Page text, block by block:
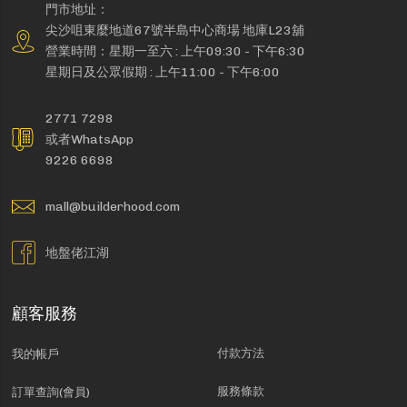
門市地址：
尖沙咀東麼地道67號半島中心商場 地庫L23舖
營業時間：星期一至六 : 上午09:30 - 下午6:30
星期日及公眾假期 : 上午11:00 - 下午6:00
2771 7298
或者WhatsApp
9226 6698
mall@builderhood.com
地盤佬江湖
顧客服務
我的帳戶
訂單查詢(會員)
付款方法
服務條款